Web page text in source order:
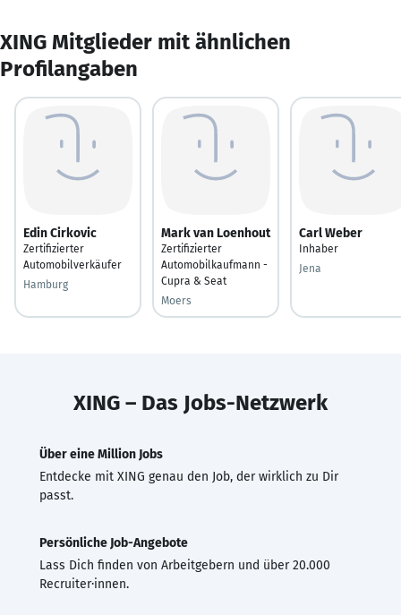
XING Mitglieder mit ähnlichen
Profilangaben
Edin Cirkovic
Zertifizierter
Automobilverkäufer
Hamburg
Mark van Loenhout
Zertifizierter
Automobilkaufmann -
Cupra & Seat
Moers
Carl Weber
Inhaber
Jena
XING – Das Jobs-Netzwerk
Über eine Million Jobs
Entdecke mit XING genau den Job, der wirklich zu Dir
passt.
Persönliche Job-Angebote
Lass Dich finden von Arbeitgebern und über 20.000
Recruiter·innen.